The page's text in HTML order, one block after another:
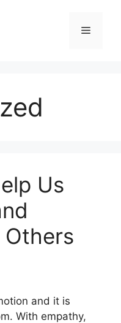
Menu
Us
and it is
With empathy,